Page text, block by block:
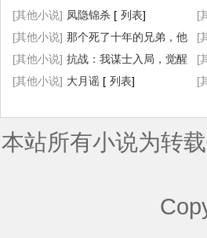
胎生四宝[ 列表]
[其他小说] 凤隐锦杀 [ 列表] [
[其他小说] 那个死了十年的兄弟，他
回来了[ 列表]
[
[其他小说] 抗战：我谋士入局，觉醒
小地图！[ 列表]
[
忙
[其他小说] 大月谣 [ 列表] [
本站所有小说为转